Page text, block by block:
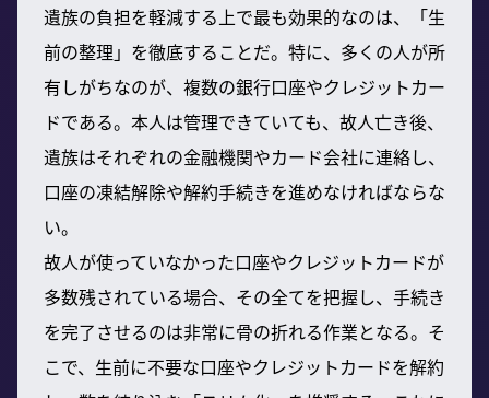
遺族の負担を軽減する上で最も効果的なのは、「生
前の整理」を徹底することだ。特に、多くの人が所
有しがちなのが、複数の銀行口座やクレジットカー
ドである。本人は管理できていても、故人亡き後、
遺族はそれぞれの金融機関やカード会社に連絡し、
口座の凍結解除や解約手続きを進めなければならな
い。
故人が使っていなかった口座やクレジットカードが
多数残されている場合、その全てを把握し、手続き
を完了させるのは非常に骨の折れる作業となる。そ
こで、生前に不要な口座やクレジットカードを解約